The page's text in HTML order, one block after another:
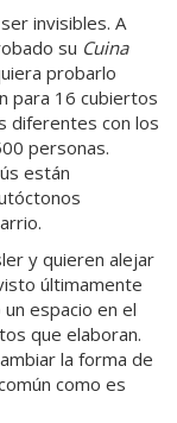
invisibles. A
su Cuina
probarlo
para 16 cubiertos
diferentes con los
personas.
están
y quieren alejar
últimamente
espacio en el
que elaboran.
la forma de
como es